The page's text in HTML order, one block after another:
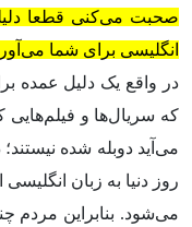
صحبت می‌کنی قطعا
انگلیسی برای شما
در واقع یک دلیل عمده
که سریال‌ها و فیلم‌هایی
می‌آید دوبله شده
روز دنیا به زبان
می‌شود. بنابراین مردم